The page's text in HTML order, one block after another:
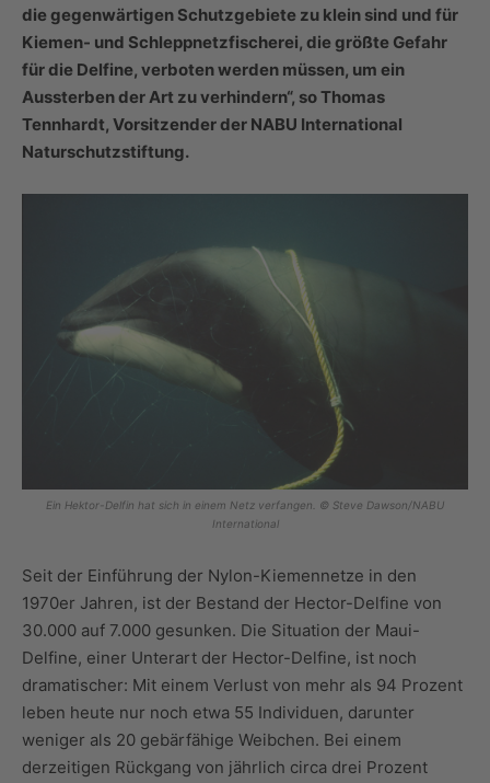
die gegenwärtigen Schutzgebiete zu klein sind und für
Kiemen- und Schleppnetzfischerei, die größte Gefahr
für die Delfine, verboten werden müssen, um ein
Aussterben der Art zu verhindern“, so Thomas
Tennhardt, Vorsitzender der NABU International
Naturschutzstiftung.
Ein Hektor-Delfin hat sich in einem Netz verfangen. © Steve Dawson/NABU
International
Seit der Einführung der Nylon-Kiemennetze in den
1970er Jahren, ist der Bestand der Hector-Delfine von
30.000 auf 7.000 gesunken. Die Situation der Maui-
Delfine, einer Unterart der Hector-Delfine, ist noch
dramatischer: Mit einem Verlust von mehr als 94 Prozent
leben heute nur noch etwa 55 Individuen, darunter
weniger als 20 gebärfähige Weibchen. Bei einem
derzeitigen Rückgang von jährlich circa drei Prozent